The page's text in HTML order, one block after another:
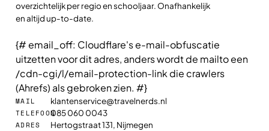
overzichtelijk per regio en schooljaar. Onafhankelijk
en altijd up-to-date.
{# email_off: Cloudflare's e-mail-obfuscatie
uitzetten voor dit adres, anders wordt de mailto een
/cdn-cgi/l/email-protection-link die crawlers
(Ahrefs) als gebroken zien. #}
MAIL klantenservice@travelnerds.nl
TELEFOON085 060 0043
ADRES Hertogstraat 131, Nijmegen